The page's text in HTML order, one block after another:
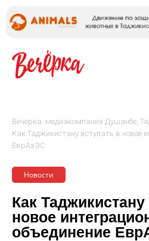
Вечёрка: медиакомпания Душанбе,
Как Таджикистану вступать в новое
ЕврАзЭС
Новости
Как Таджикистану
новое
объединение